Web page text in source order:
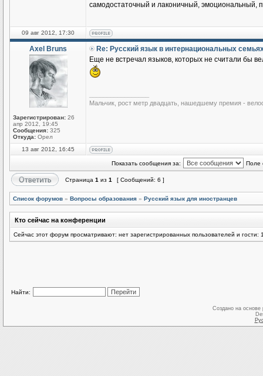
самодостаточный и лаконичный, эмоциональный,
09 авг 2012, 17:30
Axel Bruns
Зарегистрирован: 26
апр 2012, 19:45
Сообщения: 325
Откуда: Орел
Re: Русский язык в интернациональных
Еще не встречал языков, которых не считали бы
Мальчик, рост метр двадцать, нашедшему премия -
13 авг 2012, 16:45
Показать сообщения за: Поле
Страница 1 из 1 [ Сообщений: 6 ]
Список форумов » Вопросы образования » Русский язык для иностранцев
Кто сейчас на конференции
Сейчас этот форум просматривают: нет зарегистрированных пользователей и гости:
Найти:
Создано на основе